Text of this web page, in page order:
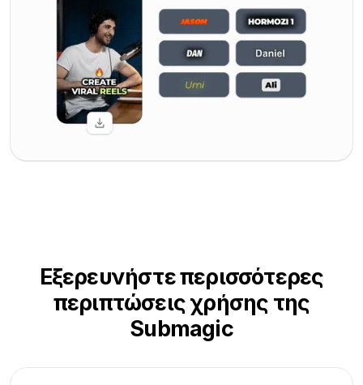
Εξερευνήστε περισσότερες
περιπτώσεις χρήσης της
Submagic